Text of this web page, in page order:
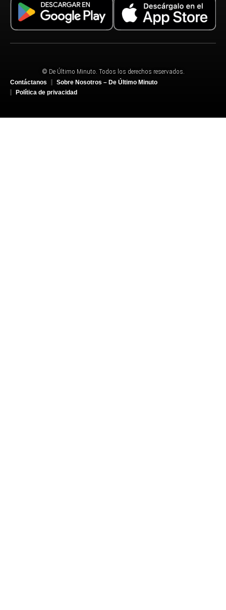
© De Último Minuto. Todos los derechos reservados.
Contáctanos
Sobre Nosotros – De Último Minuto
Política de privacidad